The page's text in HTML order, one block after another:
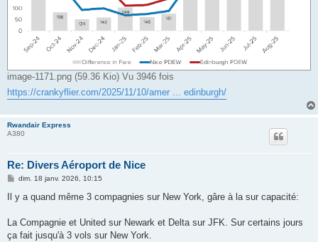
image-1171.png (59.36 Kio) Vu 3946 fois
https://crankyflier.com/2025/11/10/amer ... edinburgh/
Rwandair Express
A380
Re: Divers Aéroport de Nice
M
s
s
g
dim. 18 janv. 2026, 10:15
Il y a quand même 3 compagnies sur New York, gâre à la sur capacité:
La Compagnie et United sur Newark et Delta sur JFK. Sur certains jours
ça fait jusqu'à 3 vols sur New York.